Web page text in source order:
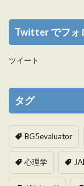
Twitter でフォ
ツイート
タグ
BG5evaluator
心理学